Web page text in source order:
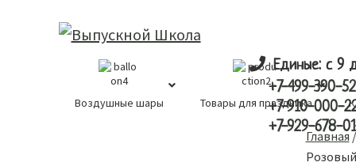
Единые: с 9
+7-499-390-
+7-910-000-
+7-929-678-
Воздушные шары Товары для праздника
Главная/
Розовый